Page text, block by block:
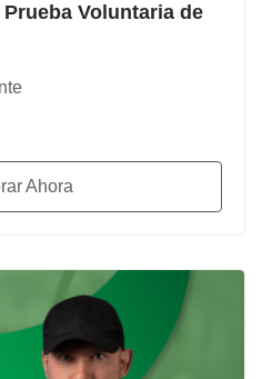
Voluntaria de
Ahora